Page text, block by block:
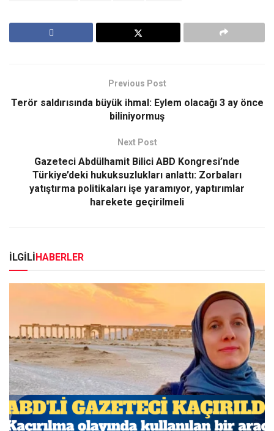
Previous Post
Terör saldırısında büyük ihmal: Eylem olacağı 3 ay önce
biliniyormuş
Next Post
Gazeteci Abdülhamit Bilici ABD Kongresi’nde
Türkiye’deki hukuksuzlukları anlattı: Zorbaları
yatıştırma politikaları işe yaramıyor, yaptırımlar
harekete geçirilmeli
İLGİLİHABERLER